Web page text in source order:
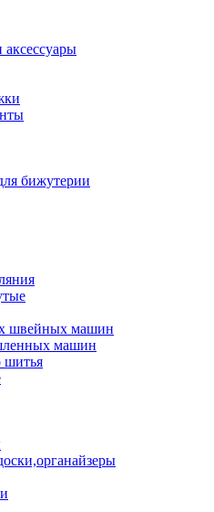
бижутерии
швейных машин
машин
шитья